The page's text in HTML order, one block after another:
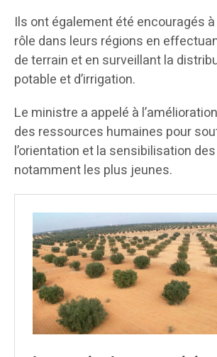
Ils ont également été encouragés
rôle dans leurs régions en
de terrain et en surveillant la
potable et d’irrigation.
Le ministre a appelé à
des ressources humaines pour
l’orientation et la sensibilisation
notamment les plus jeunes.